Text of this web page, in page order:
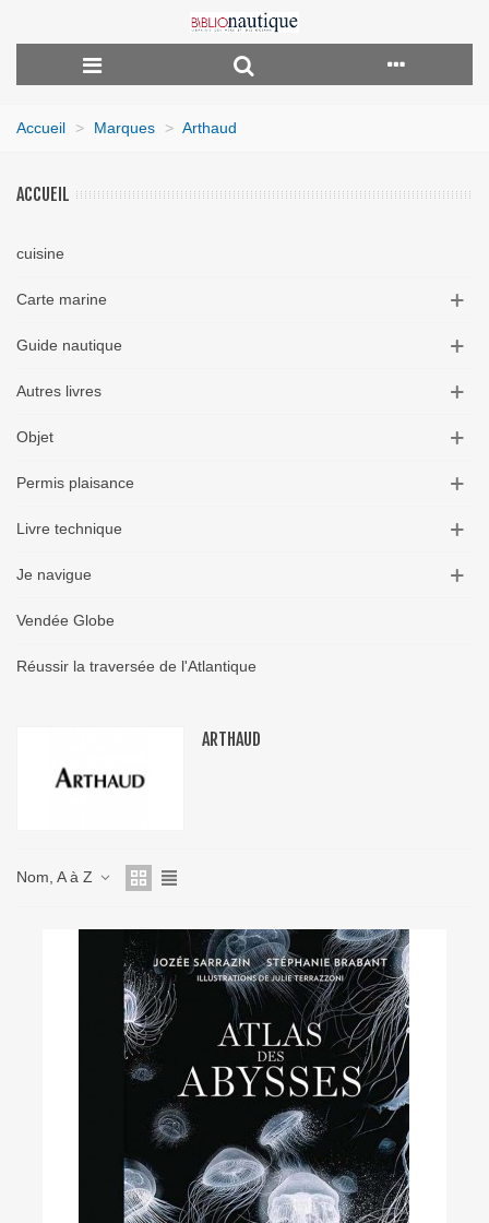
Accueil > Marques > Arthaud
ACCUEIL
cuisine
Carte marine
Guide nautique
Autres livres
Objet
Permis plaisance
Livre technique
Je navigue
Vendée Globe
Réussir la traversée de l'Atlantique
ARTHAUD
Nom, A à Z